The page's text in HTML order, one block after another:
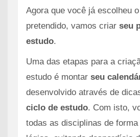
Agora que você já escolheu
pretendido, vamos criar seu
estudo.
Uma das etapas para a
estudo é montar seu
desenvolvido através de
ciclo de estudo. Com isto,
todas as disciplinas de forma